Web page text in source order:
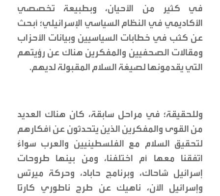
في كثير من الأحيان، وبطبيعة تخصصي
الأكاديمي في النظام السياسي الإسرائيلي؛ أبحث
عن كثب في خطابات السياسيين وبيانات الأحزاب
ومقالات الصحفيين والمفكرين هناك عن رؤيتهم
التي يقدمونها لصيغة السلام المقبولة لديهم.
وللحقيقة؛ في مراحل سابقة، كان هناك العديد
من القوى والمفكرين الذين يتحدثون عن أفكارهم
لتحقيق السلام مع الفلسطينيين والعرب سواءً
اتفقنا معها أم اختلفنا، ومن بينها طروحات
إسرائيل شاحاك، وبرنامج حاباد، وحركة ميرتس
وإسرائيل الآن، ناهيك عن طرح ناطوري كارتا